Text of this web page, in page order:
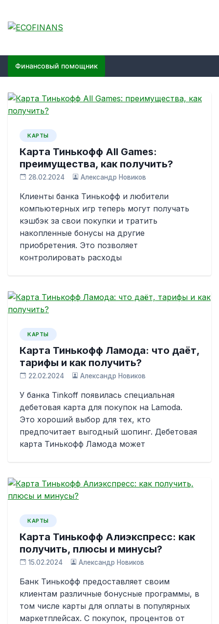
content
ECOFINANS
Финансовый помощник
КАРТЫ
Карта Тинькофф All Games:
преимущества, как получить?
28.02.2024 Александр Новиков
Клиенты банка Тинькофф и любители
компьютерных игр теперь могут получать
кэшбэк за свои покупки и тратить
накопленные бонусы на другие
приобретения. Это позволяет
контролировать расходы
КАРТЫ
Карта Тинькофф Ламода: что даёт,
тарифы и как получить?
22.02.2024 Александр Новиков
У банка Tinkoff появилась специальная
дебетовая карта для покупок на Lamoda.
Это хороший выбор для тех, кто
предпочитает выгодный шопинг. Дебетовая
карта Тинькофф Ламода может
КАРТЫ
Карта Тинькофф Алиэкспресс: как
получить, плюсы и минусы?
15.02.2024 Александр Новиков
Банк Тинькофф предоставляет своим
клиентам различные бонусные программы, в
том числе карты для оплаты в популярных
маркетплейсах. С покупок, процентов от